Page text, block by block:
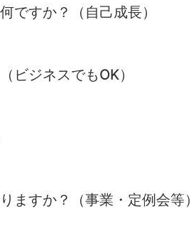
ですか？（自己成長）
ビジネスでもOK）
ますか？（事業・定例会等）